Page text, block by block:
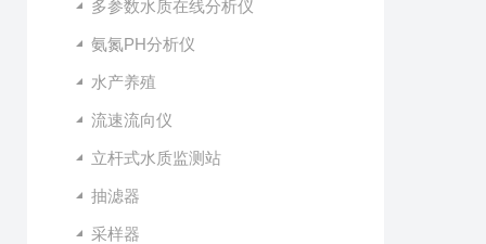
多参数水质在线分析仪
氨氮PH分析仪
水产养殖
流速流向仪
立杆式水质监测站
抽滤器
采样器